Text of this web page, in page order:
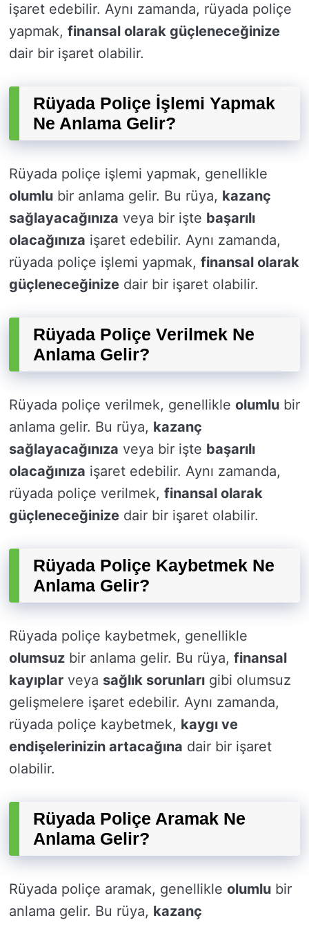
işaret edebilir. Aynı zamanda, rüyada poliçe
yapmak, finansal olarak güçleneceğinize
dair bir işaret olabilir.
Rüyada Poliçe İşlemi Yapmak
Ne Anlama Gelir?
Rüyada poliçe işlemi yapmak, genellikle
olumlu bir anlama gelir. Bu rüya, kazanç
sağlayacağınıza veya bir işte başarılı
olacağınıza işaret edebilir. Aynı zamanda,
rüyada poliçe işlemi yapmak, finansal olarak
güçleneceğinize dair bir işaret olabilir.
Rüyada Poliçe Verilmek Ne
Anlama Gelir?
Rüyada poliçe verilmek, genellikle olumlu bir
anlama gelir. Bu rüya, kazanç
sağlayacağınıza veya bir işte başarılı
olacağınıza işaret edebilir. Aynı zamanda,
rüyada poliçe verilmek, finansal olarak
güçleneceğinize dair bir işaret olabilir.
Rüyada Poliçe Kaybetmek Ne
Anlama Gelir?
Rüyada poliçe kaybetmek, genellikle
olumsuz bir anlama gelir. Bu rüya, finansal
kayıplar veya sağlık sorunları gibi olumsuz
gelişmelere işaret edebilir. Aynı zamanda,
rüyada poliçe kaybetmek, kaygı ve
endişelerinizin artacağına dair bir işaret
olabilir.
Rüyada Poliçe Aramak Ne
Anlama Gelir?
Rüyada poliçe aramak, genellikle olumlu bir
anlama gelir. Bu rüya, kazanç